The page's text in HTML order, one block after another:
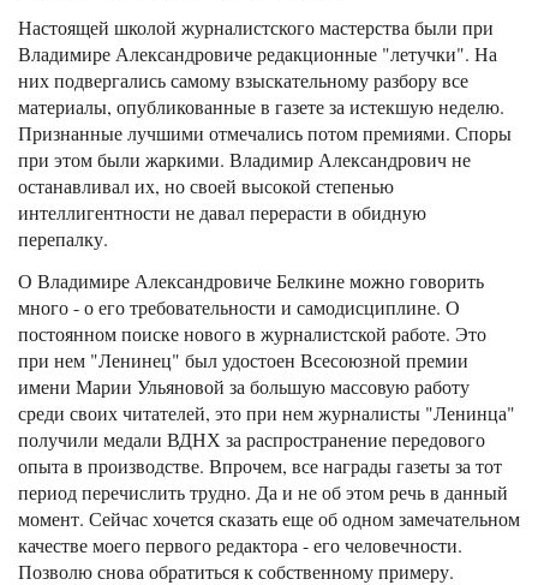
Настоящей школой журналистского мастерства были при
Владимире Александровиче редакционные "летучки". На
них подвергались самому взыскательному разбору все
материалы, опубликованные в газете за истекшую неделю.
Признанные лучшими отмечались потом премиями. Споры
при этом были жаркими. Владимир Александрович не
останавливал их, но своей высокой степенью
интеллигентности не давал перерасти в обидную
перепалку.
О Владимире Александровиче Белкине можно говорить
много - о его требовательности и самодисциплине. О
постоянном поиске нового в журналистской работе. Это
при нем "Ленинец" был удостоен Всесоюзной премии
имени Марии Ульяновой за большую массовую работу
среди своих читателей, это при нем журналисты "Ленинца"
получили медали ВДНХ за распространение передового
опыта в производстве. Впрочем, все награды газеты за тот
период перечислить трудно. Да и не об этом речь в данный
момент. Сейчас хочется сказать еще об одном замечательном
качестве моего первого редактора - его человечности.
Позволю снова обратиться к собственному примеру.